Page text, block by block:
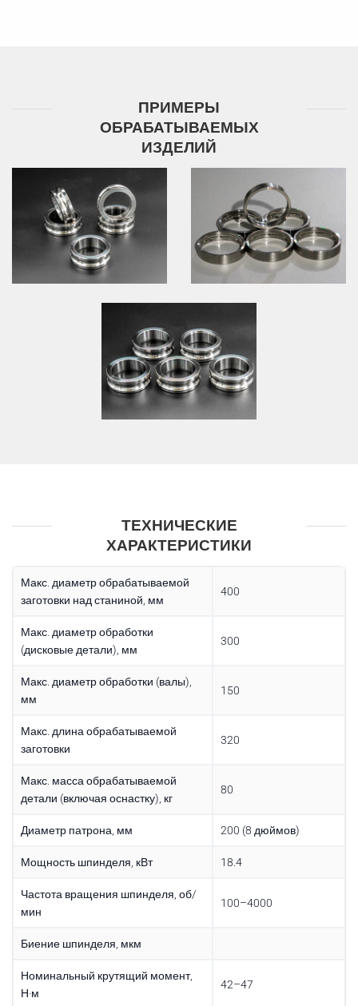
ПРИМЕРЫ
ОБРАБАТЫВАЕМЫХ
ИЗДЕЛИЙ
ТЕХНИЧЕСКИЕ
ХАРАКТЕРИСТИКИ
Макс. диаметр обрабатываемой
заготовки над станиной, мм
400
Макс. диаметр обработки
(дисковые детали), мм
300
Макс. диаметр обработки (валы),
мм
150
Макс. длина обрабатываемой
заготовки
320
Макс. масса обрабатываемой
детали (включая оснастку), кг
80
Диаметр патрона, мм 200 (8 дюймов)
Мощность шпинделя, кВт 18.4
Частота вращения шпинделя, об/
мин
100–4000
Биение шпинделя, мкм
Номинальный крутящий момент,
Н·м
42–47